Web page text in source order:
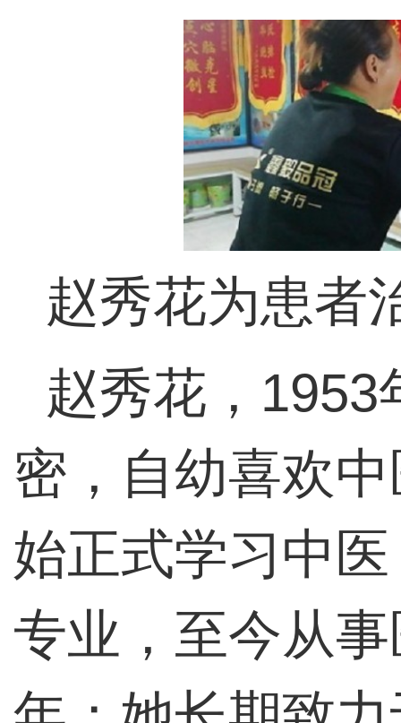
赵秀花为患者
赵秀花，1953
密，自幼喜欢
始正式学习中
专业，至今从